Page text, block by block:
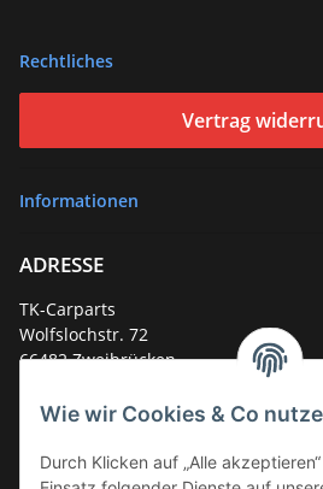
Wie wir Cookies & Co
Durch Klicken auf „Alle
Rechtliches
Vertrag
Informationen
ADRESSE
TK-Carparts
Wolfslochstr. 72
66482 Zweibrücken
Service-Hotline +49 (0)6332 - 48 58 48
E-Mail:mail@tk-carparts.de